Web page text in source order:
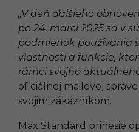
„V deň ďalšieho
po 24. marci 2025 sa v
podmienok používania
vlastnosti a funkcie,
rámci svojho
oficiálnej mailovej
svojim zákazníkom.
Max Standard prinesie